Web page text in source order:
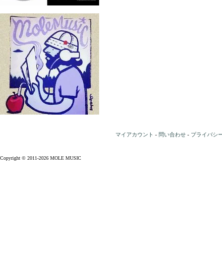
マイアカウント - 問い合わせ - プライバシ
Copyright © 2011-2026 MOLE MUSIC